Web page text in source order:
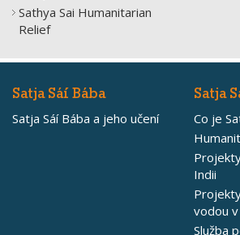
Sathya Sai Humanitarian
Relief
Satja Sáí Bába
Satja Sáí Bába a jeho učení
Satja
Co je
Indii
vodou
Služba